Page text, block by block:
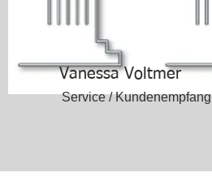
Vanessa Voltmer
Service / Kundenempfang